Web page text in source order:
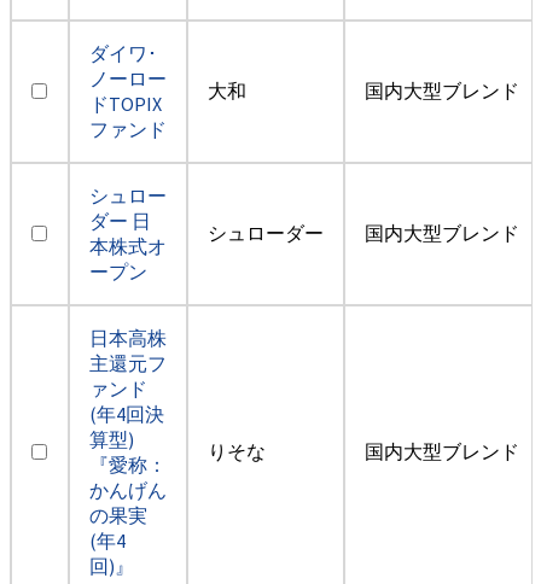
ダイワ･
ノーロー
ドTOPIX
ファンド
大和 国内大型ブレンド
シュロー
ダー 日
本株式オ
ープン
シュローダー 国内大型ブレンド
日本高株
主還元フ
ァンド
(年4回決
算型)
『愛称：
かんげん
の果実
(年4
回)』
りそな 国内大型ブレンド